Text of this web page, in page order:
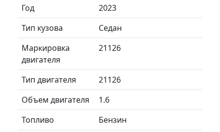
Год
2023
Тип кузова
Седан
Маркировка
двигателя
21126
Тип двигателя
21126
Объем двигателя
1.6
Топливо
Бензин